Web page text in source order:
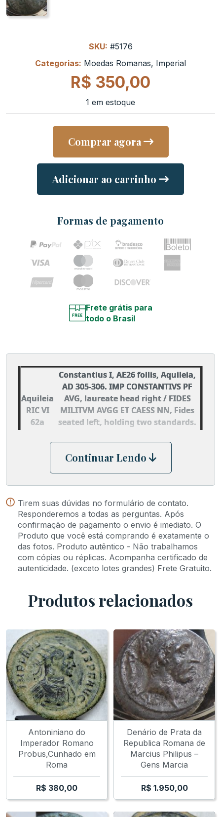
SKU: #5176
Categorias: Moedas Romanas, Imperial
R$ 350,00
1 em estoque
Comprar agora
Adicionar ao carrinho
Formas de pagamento
Frete grátis para
todo o Brasil
Aquileia
RIC VI
62a
Constantius I, AE26 follis, Aquileia,
AD 305-306. IMP CONSTANTIVS PF
AVG, laureate head right / FIDES
MILITVM AVGG ET CAESS NN, Fides
seated left, holding two standards.
Cohen 48: Sear IV 14174.
Continuar Lendo
Tirem suas dúvidas no formulário de contato.
Responderemos a todas as perguntas. Após
confirmação de pagamento o envio é imediato. O
Produto que você está comprando é exatamente o
das fotos. Produto autêntico - Não trabalhamos
com cópias ou réplicas. Acompanha certificado de
autenticidade. (exceto lotes grandes) Frete Gratuito.
Produtos relacionados
Antoniniano do
Imperador Romano
Probus,Cunhado em
Roma
R$ 380,00
Denário de Prata da
Republica Romana de
Marcius Philipus –
Gens Marcia
R$ 1.950,00